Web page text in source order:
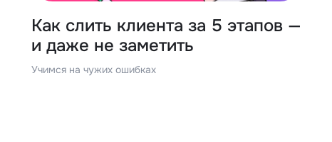
Как слить клиента за 5 этапов —
и даже не заметить
Учимся на чужих ошибках